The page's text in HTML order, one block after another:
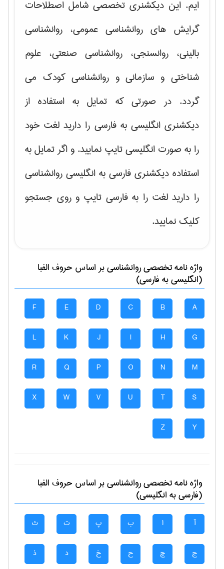
ایم. این دیکشنری تخصصی شامل اصطلاحات
گرایش های روانشناسی عمومی، روانشناسی
بالینی، روانسنجی، روانشناسی صنعتی، علوم
شناختی و سازمانی و روانشناسی کودک می
گردد. در صورتی که تمایل به استفاده از
دیکشنری انگلیسی به فارسی را دارید لغت خود
را به صورت انگلیسی تایپ نمایید. و اگر تمایل به
استفاده دیکشنری فارسی به انگلیسی روانشناسی
را دارید لغت را به فارسی تایپ و روی جستجو
کلیک نمایید.
واژه نامه تخصصیروانشناسیبر اساس حروف الفبا
(انگلیسی به فارسی)
A
B
C
D
E
F
G
H
I
J
K
L
M
N
O
P
Q
R
S
T
U
V
W
X
Y
Z
واژه نامه تخصصیروانشناسیبر اساس حروف الفبا
(فارسی به انگلیسی)
آ ا ب پ ت ث
ج چ ح خ د ذ